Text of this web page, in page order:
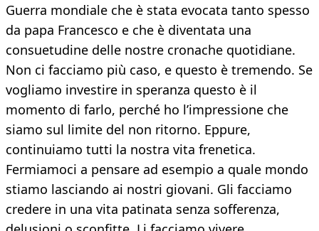
Guerra mondiale che è stata evocata tanto spesso
da papa Francesco e che è diventata una
consuetudine delle nostre cronache quotidiane.
Non ci facciamo più caso, e questo è tremendo. Se
vogliamo investire in speranza questo è il
momento di farlo, perché ho l’impressione che
siamo sul limite del non ritorno. Eppure,
continuiamo tutti la nostra vita frenetica.
Fermiamoci a pensare ad esempio a quale mondo
stiamo lasciando ai nostri giovani. Gli facciamo
credere in una vita patinata senza sofferenza,